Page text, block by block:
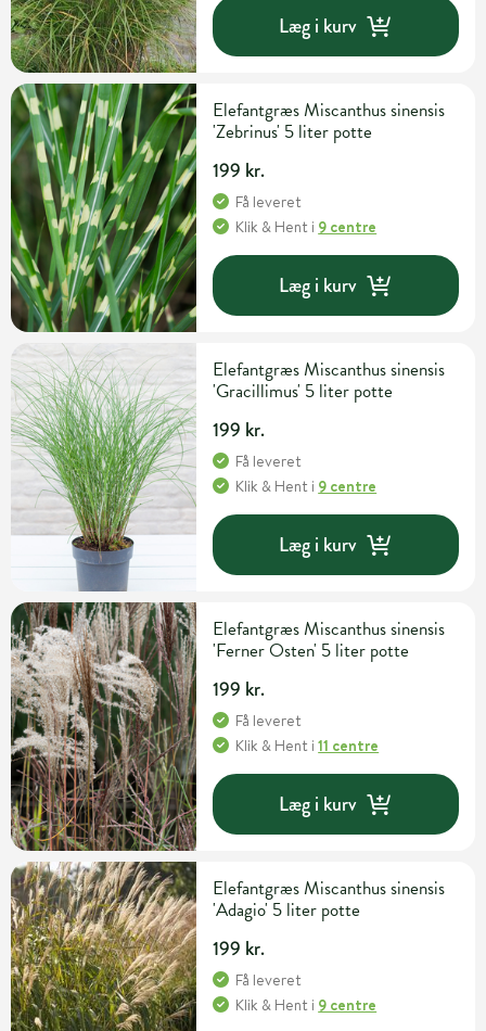
Læg i kurv
Elefantgræs Miscanthus sinensis
'Zebrinus' 5 liter potte
199 kr.
Få leveret
Klik & Hent i 9 centre
Læg i kurv
Elefantgræs Miscanthus sinensis
'Gracillimus' 5 liter potte
199 kr.
Få leveret
Klik & Hent i 9 centre
Læg i kurv
Elefantgræs Miscanthus sinensis
'Ferner Osten' 5 liter potte
199 kr.
Få leveret
Klik & Hent i11 centre
Læg i kurv
Elefantgræs Miscanthus sinensis
'Adagio' 5 liter potte
199 kr.
Få leveret
Klik & Hent i 9 centre